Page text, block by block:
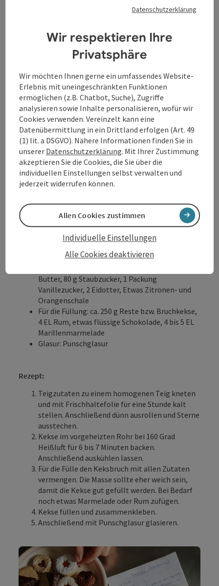
Mehl, Staubzucker, Natron, Lebkuchengewürz
einem Teig kneten lassen. Den Teig etwa eine Stunde
rasten lassen, ausrollen, mit Ei bestreichen und
beliebig mit Mandel, kandierten Früchten oder Nüsse
Unterhitze ca. 10 min hell backen.
Zur Magazin Story
Stefanie's Rezept-Tipp:
Punschkekx
Butter, 80 g Staubzucker, 1 Packung
Vanillezucker, 2 Eidotter, Etwas Zitronen- und
Orangenschale
Für die Füllung: ca. 250 g Reste bzw. Bruchkekse,
4 EL Rum, etwas flüssige Schokolade, 4 bis 5 EL
Marillenmarmelade
Glasur: Punschglasur
Rezept:
Teigzutaten zu einem homogenen Teig kneten
und mit Frischhaltefolie für eine Stunde kalt
stellen. Anschließend dünn ausrollen und Sterne
ausstechen.
Kekse im vorgeheizten Rohr bei 160 Grad
Heißluft für 6 bis 7 Minuten backen.
Anschließend auskühlen lassen.
Für die Fülle den Keksbruch mit allen Zutaten
vermengen. Die Masse sollte eher weich sein,
damit die Kekse gut gefüllt werden. Bei Bedarf
noch etwas Marmelade oder Rum zufügen.
Kekse füllen und zusammenkleben.
Anschließend mit Punschglasur glasieren.
Datenschutzerklärung
Wir respektieren Ihre
Privatsphäre
Wir möchten Ihnen gerne ein umfassendes Website-
Erlebnis mit uneingeschränkten Funktionen
ermöglichen (z.B. Chatbot, Suche), Zugriffe
analysieren sowie Inhalte personalisieren, wofür wir
Cookies verwenden. Vereinzelt kann eine
Datenübermittlung in ein Drittland erfolgen (Art. 49
(1) lit. a DSGVO). Nähere Informationen finden Sie in
unserer Datenschutzerklärung. Mit Ihrer Zustimmung
akzeptieren Sie die Cookies, die Sie über die
individuellen Einstellungen selbst verwalten und
jederzeit widerrufen können.
Alle Cookies deaktivieren
Individuelle Einstellungen
Allen Cookies zustimmen